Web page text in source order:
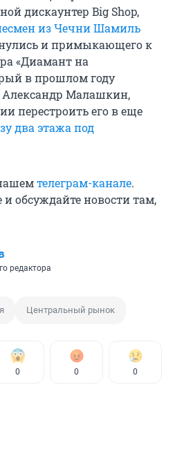
дискаунтер Big Shop,
из Чечни Шамиль
и примыкающего к
«Диамант на
в прошлом году
Малашкин,
перестроить его в еще
два этажа под
телеграм-канале.
обсуждайте новости там,
редактора
Центральный рынок
0 0 0